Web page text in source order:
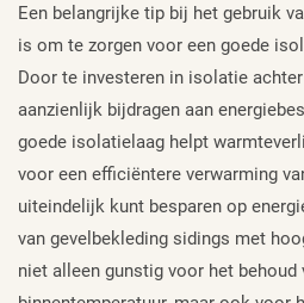
Een belangrijke tip bij het gebruik
is om te zorgen voor een goede
Door te investeren in isolatie
aanzienlijk bijdragen aan
goede isolatielaag helpt
voor een efficiëntere verwarming
uiteindelijk kunt besparen op
van gevelbekleding sidings met
niet alleen gunstig voor het behoud